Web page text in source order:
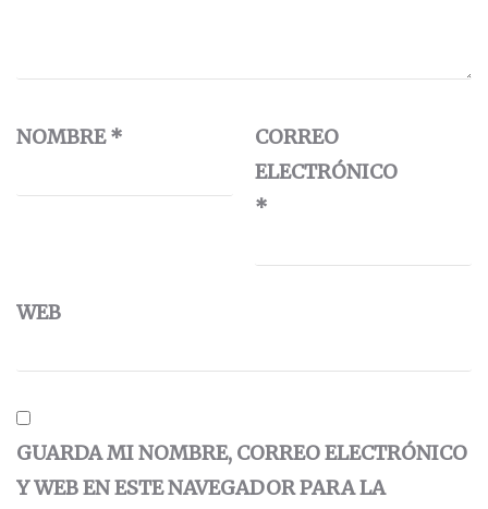
NOMBRE*
CORREO
ELECTRÓNICO
*
WEB
GUARDA MI NOMBRE, CORREO ELECTRÓNICO
Y WEB EN ESTE NAVEGADOR PARA LA